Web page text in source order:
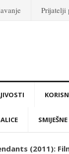
Prijatelji
(2011):